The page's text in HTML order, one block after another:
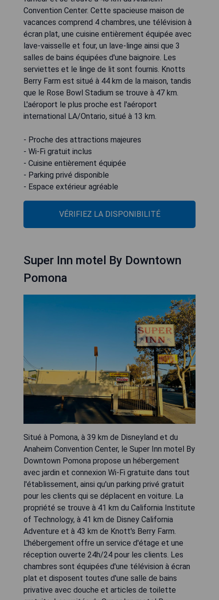
Convention Center. Cette spacieuse maison de
vacances comprend 4 chambres, une télévision à
écran plat, une cuisine entièrement équipée avec
lave-vaisselle et four, un lave-linge ainsi que 3
salles de bains équipées d'une baignoire. Les
serviettes et le linge de lit sont fournis. Knotts
Berry Farm est situé à 44 km de la maison, tandis
que le Rose Bowl Stadium se trouve à 47 km.
L'aéroport le plus proche est l'aéroport
international LA/Ontario, situé à 13 km.
- Proche des attractions majeures
- Wi-Fi gratuit inclus
- Cuisine entièrement équipée
- Parking privé disponible
- Espace extérieur agréable
VÉRIFIEZ LA DISPONIBILITÉ
Super Inn motel By Downtown
Pomona
Situé à Pomona, à 39 km de Disneyland et du
Anaheim Convention Center, le Super Inn motel By
Downtown Pomona propose un hébergement
avec jardin et connexion Wi-Fi gratuite dans tout
l'établissement, ainsi qu'un parking privé gratuit
pour les clients qui se déplacent en voiture. La
propriété se trouve à 41 km du California Institute
of Technology, à 41 km de Disney California
Adventure et à 43 km de Knott's Berry Farm.
L'hébergement offre un service d'étage et une
réception ouverte 24h/24 pour les clients. Les
chambres sont équipées d'une télévision à écran
plat et disposent toutes d'une salle de bains
privative avec douche et articles de toilette